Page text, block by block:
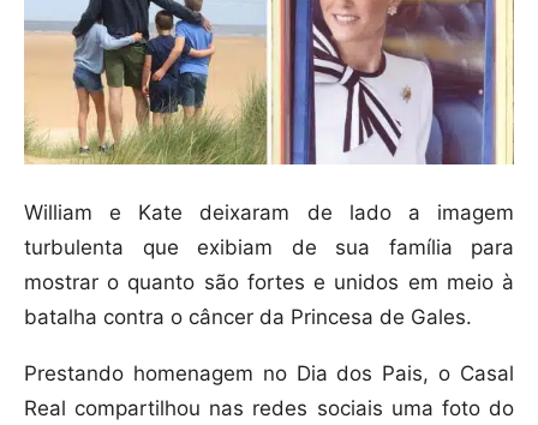
William e Kate deixaram de lado a imagem
turbulenta que exibiam de sua família para
mostrar o quanto são fortes e unidos em meio à
batalha contra o câncer da Princesa de Gales.
Prestando homenagem no Dia dos Pais, o Casal
Real compartilhou nas redes sociais uma foto do